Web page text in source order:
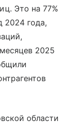
Это на 77%
2024 года,
2025
области